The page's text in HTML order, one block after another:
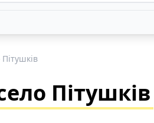
Пітушків
Пітушків